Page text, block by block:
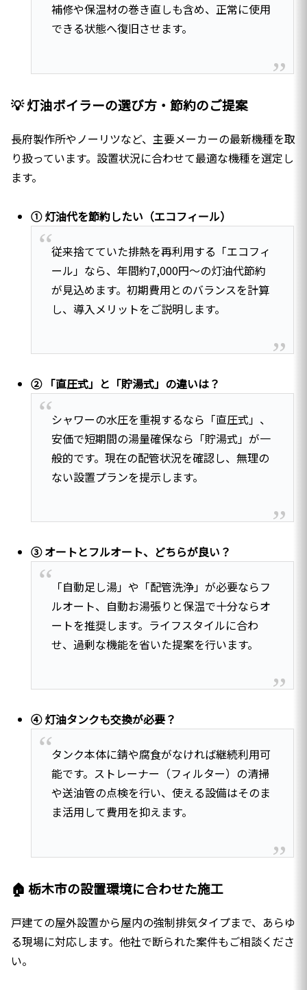
補修や保温材の巻き直しも含め、正常に使用
できる状態へ復旧させます。
💡 灯油ボイラーの選び方・節約のご提案
長府製作所やノーリツなど、主要メーカーの最新機種を取
り扱っています。設置状況に合わせて最適な機種を選定し
ます。
① 灯油代を節約したい（エコフィール）
従来捨てていた排熱を再利用する「エコフィ
ール」なら、年間約7,000円〜の灯油代節約
が見込めます。初期費用とのバランスを計算
し、導入メリットをご説明します。
② 「直圧式」と「貯湯式」の違いは？
シャワーの水圧を重視するなら「直圧式」、
安価で短期間の湯量確保なら「貯湯式」が一
般的です。現在の配管状況を確認し、無理の
ない設置プランを提示します。
③ オートとフルオート、どちらが良い？
「自動足し湯」や「配管洗浄」が必要ならフ
ルオート、自動お湯張りと保温で十分ならオ
ートを推奨します。ライフスタイルに合わ
せ、過剰な機能を省いた提案を行います。
④ 灯油タンクも交換が必要？
タンク本体に錆や腐食がなければ継続利用可
能です。ストレーナー（フィルター）の清掃
や送油管の点検を行い、使える設備はそのま
ま活用して費用を抑えます。
🏠 栃木市の設置環境に合わせた施工
戸建ての屋外設置から屋内の強制排気タイプまで、あらゆ
る現場に対応します。他社で断られた案件もご相談くださ
い。